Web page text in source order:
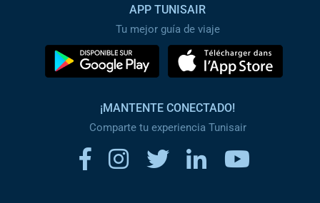
APP TUNISAIR
Tu mejor guía de viaje
¡MANTENTE CONECTADO!
Comparte tu experiencia Tunisair